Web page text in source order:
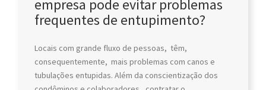
empresa pode evitar problemas
frequentes de entupimento?
Locais com grande fluxo de pessoas, têm,
consequentemente, mais problemas com canos e
tubulações entupidas. Além da conscientização dos